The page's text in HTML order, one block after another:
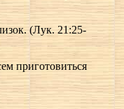
(Лук. 21:25-
приготовиться